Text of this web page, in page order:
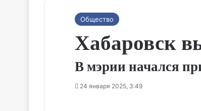
Общество
Хабаровск
В мэрии начался
24 января 2025, 3:49